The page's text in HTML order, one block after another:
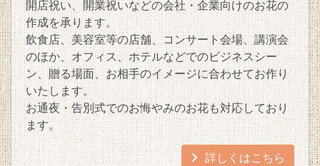
開店祝い、開業祝いなどの会社・企業向けのお花の
作成を承ります。
飲食店、美容室等の店舗、コンサート会場、講演会
のほか、オフィス、ホテルなどでのビジネスシー
ン、贈る場面、お相手のイメージに合わせてお作り
いたします。
お通夜・告別式でのお悔やみのお花も対応しており
ます。
詳しくはこちら